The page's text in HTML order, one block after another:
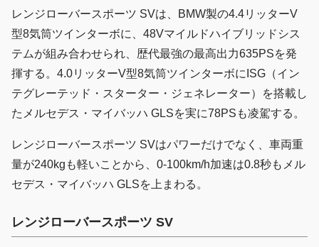
レンジローバースポーツ SVは、BMW製の4.4リッターV
型8気筒ツインターボに、48Vマイルドハイブリッドシス
テムが組み合わせられ、歴代最強の最高出力635PSを発
揮する。4.0リッターV型8気筒ツインターボにISG（イン
テグレーテッド・スターター・ジェネレーター）を搭載し
たメルセデス・マイバッハ GLSを実に78PSも凌駕する。
レンジローバースポーツ SVはパワーだけでなく、車両重
量が240kgも軽いことから、0-100km/h加速は0.8秒もメル
セデス・マイバッハ GLSを上まわる。
レンジローバースポーツ SV